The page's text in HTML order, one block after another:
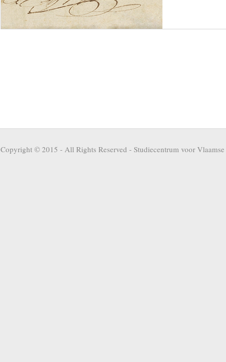
Copyright © 2015 - All Rights Reserved - Studiecentrum voor